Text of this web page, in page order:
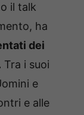
il talk
ha
dei
Tra i suoi
e
e alle